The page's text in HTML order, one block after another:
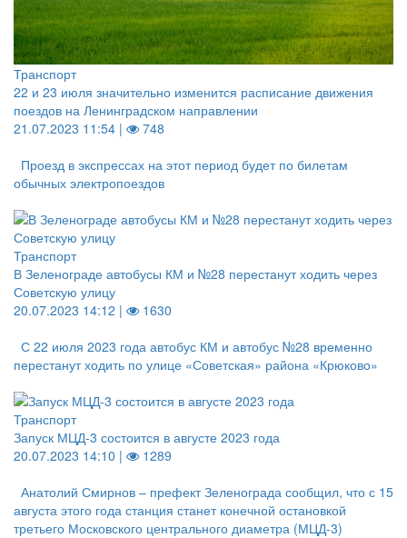
Транспорт
22 и 23 июля значительно изменится расписание движения
поездов на Ленинградском направлении
21.07.2023 11:54 |
748
Проезд в экспрессах на этот период будет по билетам
обычных электропоездов
Транспорт
В Зеленограде автобусы КМ и №28 перестанут ходить через
Советскую улицу
20.07.2023 14:12 |
1630
С 22 июля 2023 года автобус КМ и автобус №28 временно
перестанут ходить по улице «Советская» района «Крюково»
Транспорт
Запуск МЦД-3 состоится в августе 2023 года
20.07.2023 14:10 |
1289
Анатолий Смирнов – префект Зеленограда сообщил, что с 15
августа этого года станция станет конечной остановкой
третьего Московского центрального диаметра (МЦД-3)